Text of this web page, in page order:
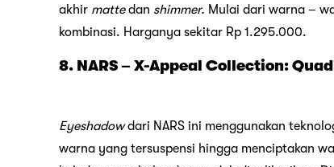
akhir mattedan shimmer. Mulai dari warna –
kombinasi. Harganya sekitar Rp 1.295.000.
8. NARS – X-Appeal Collection:
Eyeshadowdari NARS ini menggunakan
warna yang tersuspensi hingga menciptakan